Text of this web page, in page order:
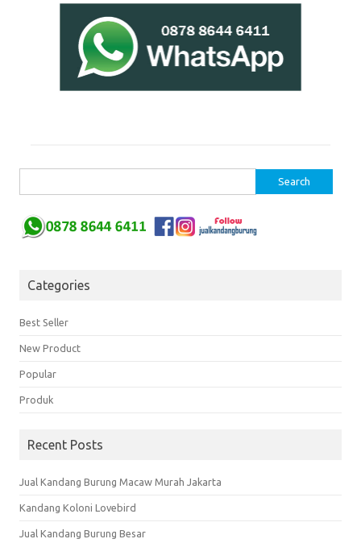
Categories
Best Seller
New Product
Popular
Produk
Recent Posts
Jual Kandang Burung Macaw Murah Jakarta
Kandang Koloni Lovebird
Jual Kandang Burung Besar